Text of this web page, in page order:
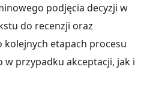
podjęcia decyzji w
do recenzji oraz
etapach procesu
przypadku akceptacji, jak i